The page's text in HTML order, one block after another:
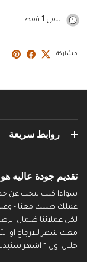
تبقى 1 فقط
مشاركة
روابط سريعة
تقديم جودة عاليه
سواءا كنت تبحث عن
عملك طلبك معنا -
لكل عملائنا ضمان
معك شهر للارجاع او
خلال اول ٦ اشهر سنبدله لك مجانا.